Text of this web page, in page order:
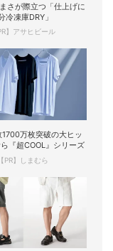
さが際立つ「仕上げに
冷凍庫DRY」
】アサヒビール
1700万枚突破の大ヒッ
ら『超COOL』シリーズ
【PR】しまむら